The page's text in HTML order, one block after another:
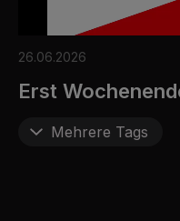
o
6
m
26.06.2026
Erst
Mehrere Tags